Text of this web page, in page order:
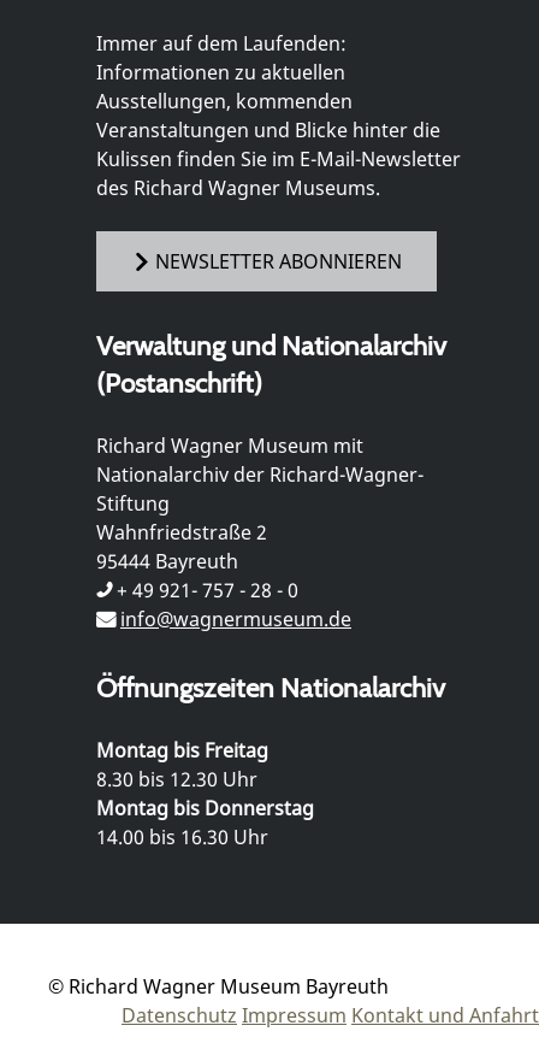
Immer auf dem Laufenden:
Informationen zu aktuellen
Ausstellungen, kommenden
Veranstaltungen und Blicke hinter die
Kulissen finden Sie im E-Mail-Newsletter
des Richard Wagner Museums.
NEWSLETTER ABONNIEREN
Verwaltung und Nationalarchiv
(Postanschrift)
Richard Wagner Museum mit
Nationalarchiv der Richard-Wagner-
Stiftung
Wahnfriedstraße 2
95444 Bayreuth
+ 49 921- 757 - 28 - 0
info@wagnermuseum.de
Öffnungszeiten Nationalarchiv
Montag bis Freitag
8.30 bis 12.30 Uhr
Montag bis Donnerstag
14.00 bis 16.30 Uhr
© Richard Wagner Museum Bayreuth
Datenschutz Impressum Kontakt und Anfahrt